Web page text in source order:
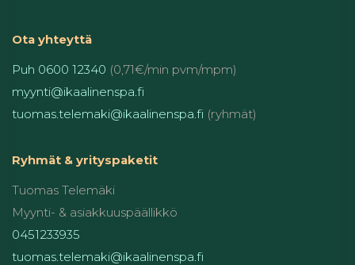
Ota yhteyttä
Puh 0600 12340 (0,71€/min pvm/mpm)
myynti@ikaalinenspa.fi
tuomas.telemaki@ikaalinenspa.fi (ryhmät)
Ryhmät & yrityspaketit
Tuomas Telemäki
Myynti- & asiakkuuspäällikkö
0451233935
tuomas.telemaki@ikaalinenspa.fi